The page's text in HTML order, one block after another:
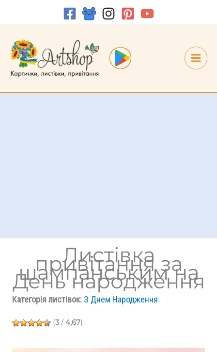
Листівка
привітання за
шампанським на
День народження
Категорія листівок: З Днем Народження
(3/ 4,67)